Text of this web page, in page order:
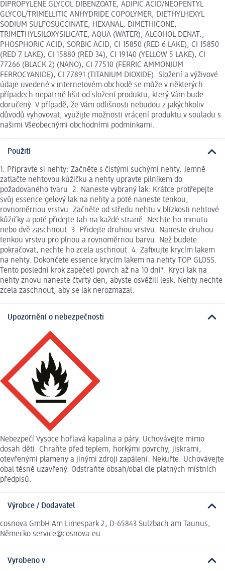
DIPROPYLENE GLYCOL DIBENZOATE, ADIPIC ACID/NEOPENTYL
GLYCOL/TRIMELLITIC ANHYDRIDE COPOLYMER, DIETHYLHEXYL
SODIUM SULFOSUCCINATE, HEXANAL, DIMETHICONE,
TRIMETHYLSILOXYSILICATE, AQUA (WATER), ALCOHOL DENAT.,
PHOSPHORIC ACID, SORBIC ACID, CI 15850 (RED 6 LAKE), CI 15850
(RED 7 LAKE), CI 15880 (RED 34), CI 19140 (YELLOW 5 LAKE), CI
77266 (BLACK 2) (NANO), CI 77510 (FERRIC AMMONIUM
FERROCYANIDE), CI 77891 (TITANIUM DIOXIDE). Složení a výživové
údaje uvedené v internetovém obchodě se může v některých
případech nepatrně lišit od složení produktu, který Vám bude
doručený. V případě, že Vám odlišnosti nebudou z jakýchkoliv
důvodů vyhovovat, využijte možnosti vrácení produktu v souladu s
našimi Všeobecnými obchodními podmínkami.
Použití
1. Připravte si nehty: Začněte s čistými suchými nehty. Jemně
zatlačte nehtovou kůžičku a nehty upravte pilníkem do
požadovaného tvaru. 2. Naneste vybraný lak: Krátce protřepejte
svůj essence gelový lak na nehty a poté naneste tenkou,
rovnoměrnou vrstvu. Začněte od středu nehtu v blízkosti nehtové
kůžičky a poté přidejte tah na každé straně. Nechte ho minutu
nebo dvě zaschnout. 3. Přidejte druhou vrstvu: Naneste druhou
tenkou vrstvu pro plnou a rovnoměrnou barvu. Než budete
pokračovat, nechte ho zcela uschnout. 4. Zafixujte krycím lakem
na nehty. Dokončete essence krycím lakem na nehty TOP GLOSS.
Tento poslední krok zapečetí povrch až na 10 dní*. Krycí lak na
nehty znovu naneste čtvrtý den, abyste osvěžili lesk. Nehty nechte
zcela zaschnout, aby se lak nerozmazal.
Upozornění o nebezpečnosti
Nebezpečí Vysoce hořlavá kapalina a páry. Uchovávejte mimo
dosah dětí. Chraňte před teplem, horkými povrchy, jiskrami,
otevřenými plameny a jinými zdroji zapálení. Nekuřte. Uchovávejte
obal těsně uzavřený. Odstraňte obsah/obal dle platných místních
předpisů.
Výrobce / Dodavatel
cosnova GmbH Am Limespark 2, D-65843 Sulzbach am Taunus,
Německo service@cosnova.eu
Vyrobeno v